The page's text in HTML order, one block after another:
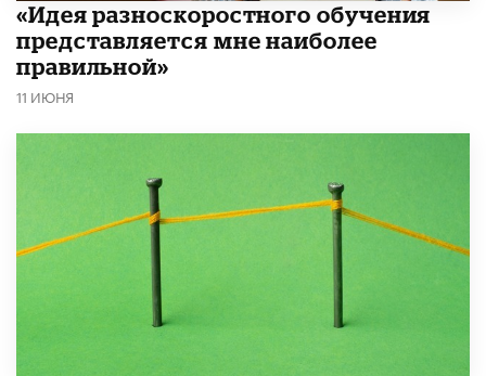
«Идея разноскоростного обучения
представляется мне наиболее
правильной»
11 ИЮНЯ